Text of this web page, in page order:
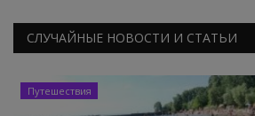
СЛУЧАЙНЫЕ НОВОСТИ И СТАТЬИ
Путешествия